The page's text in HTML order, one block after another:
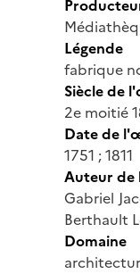
Légende
fabrique
Siècle de
2e moitié
Date de
1751 ; 1811
Auteur de
Gabriel
Berthault
Domaine